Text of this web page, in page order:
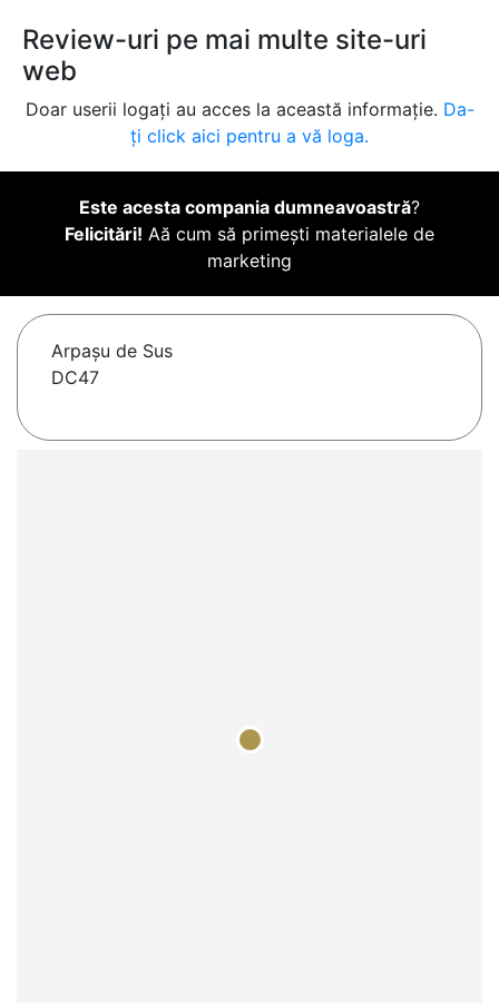
Review-uri pe mai multe site-uri
web
Doar userii logați au acces la această informație. Da-
ți click aici pentru a vă loga.
Este acesta compania dumneavoastră?
Felicitări! Aă cum să primești materialele de
marketing
Arpaşu de Sus
DC47